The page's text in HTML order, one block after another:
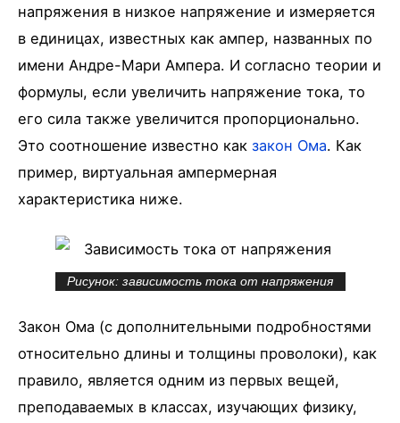
напряжения в низкое напряжение и измеряется
в единицах, известных как ампер, названных по
имени Андре-Мари Ампера. И согласно теории и
формулы, если увеличить напряжение тока, то
его сила также увеличится пропорционально.
Это соотношение известно как закон Ома. Как
пример, виртуальная ампермерная
характеристика ниже.
Рисунок: зависимость тока от напряжения
Закон Ома (с дополнительными подробностями
относительно длины и толщины проволоки), как
правило, является одним из первых вещей,
преподаваемых в классах, изучающих физику,